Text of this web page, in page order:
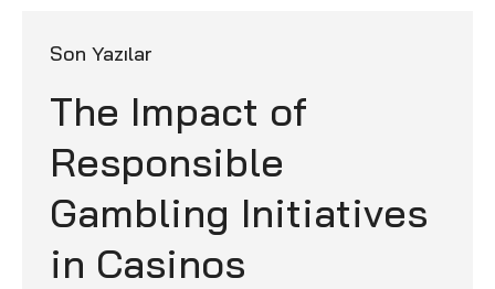
Son Yazılar
The Impact of
Responsible
Gambling Initiatives
in Casinos